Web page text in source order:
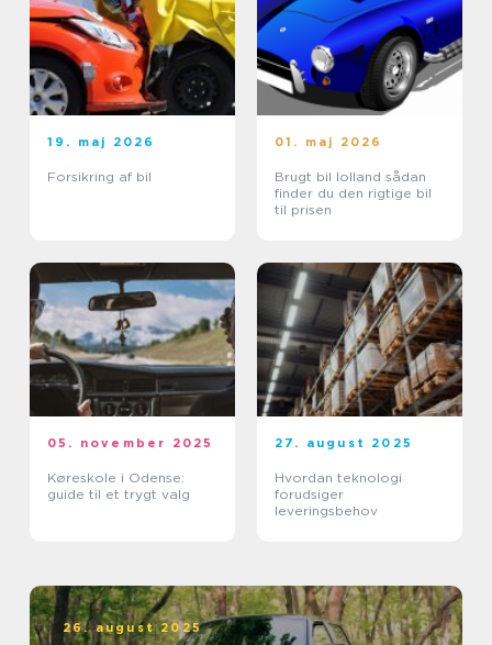
19. maj 2026
Forsikring af bil
01. maj 2026
Brugt bil lolland sådan
finder du den rigtige bil
til prisen
05. november 2025
Køreskole i Odense:
guide til et trygt valg
27. august 2025
Hvordan teknologi
forudsiger
leveringsbehov
26. august 2025